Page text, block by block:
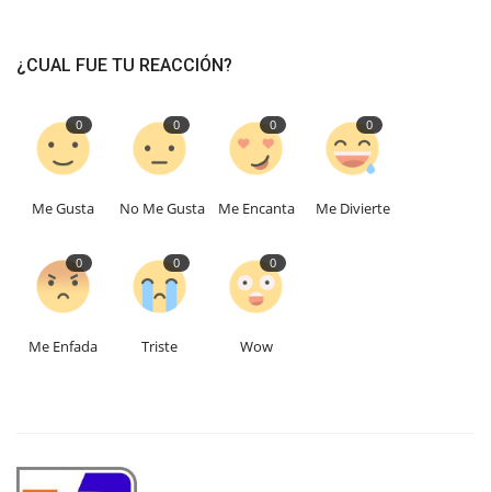
¿CUAL FUE TU REACCIÓN?
0
Me Gusta
0
No Me Gusta
0
Me Encanta
0
Me Divierte
0
Me Enfada
0
Triste
0
Wow